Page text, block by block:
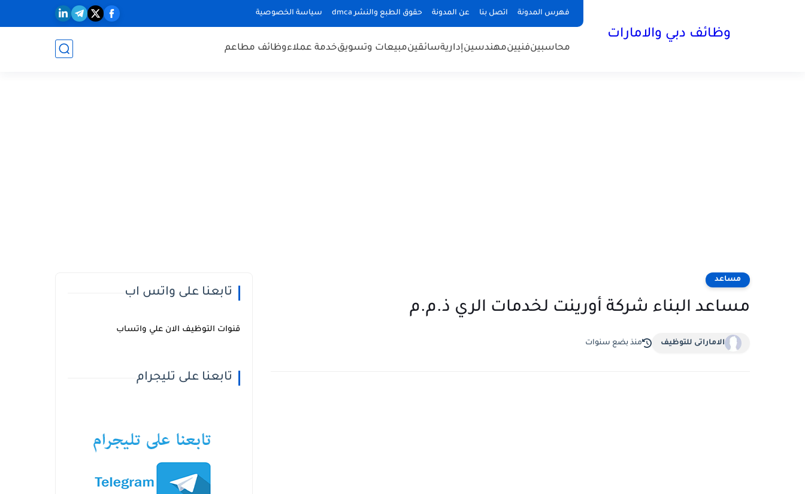
فهرس المدونة اتصل بنا عن المدونة حقوق الطبع والنشر dmca سياسة الخصوصية
وظائف دبي والامارات
محاسبينفنيينمهندسينإداريةسائقينمبيعات وتسويقخدمة عملاءوظائف مطاعم
مساعد
مساعد البناء شركة أورينت لخدمات الري ذ.م.م
الاماراتى للتوظيف منذ بضع سنوات
تابعنا على واتس اب
قنوات التوظيف الان علي واتساب
تابعنا على تليجرام